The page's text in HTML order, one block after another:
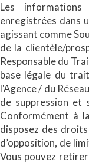
Les
enregistrées dans
agissant comme
de la clientèle/
Responsable du
base légale du
l'Agence / du
de suppression et
Conformément à
disposez des
d’opposition, de
Vous pouvez